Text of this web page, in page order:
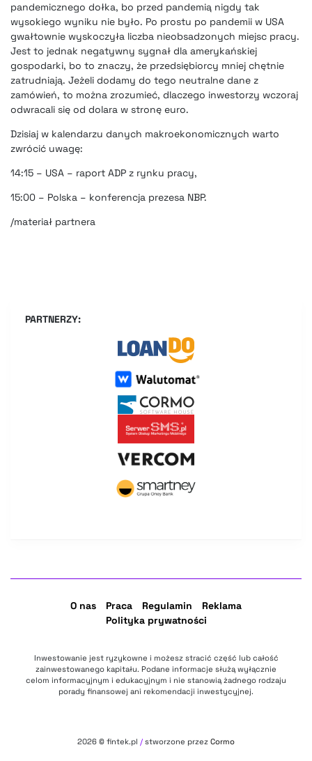
pandemicznego dołka, bo przed pandemią nigdy tak
wysokiego wyniku nie było. Po prostu po pandemii w USA
gwałtownie wyskoczyła liczba nieobsadzonych miejsc pracy.
Jest to jednak negatywny sygnał dla amerykańskiej
gospodarki, bo to znaczy, że przedsiębiorcy mniej chętnie
zatrudniają. Jeżeli dodamy do tego neutralne dane z
zamówień, to można zrozumieć, dlaczego inwestorzy wczoraj
odwracali się od dolara w stronę euro.
Dzisiaj w kalendarzu danych makroekonomicznych warto
zwrócić uwagę:
14:15 – USA – raport ADP z rynku pracy,
15:00 – Polska – konferencja prezesa NBP.
/materiał partnera
PARTNERZY:
O nas Praca Regulamin
Reklama
Polityka prywatności
Inwestowanie jest ryzykowne i możesz stracić część lub całość
zainwestowanego kapitału. Podane informacje służą wyłącznie
celom informacyjnym i edukacyjnym i nie stanowią żadnego rodzaju
porady finansowej ani rekomendacji inwestycyjnej.
2026 © fintek.pl / stworzone przez Cormo